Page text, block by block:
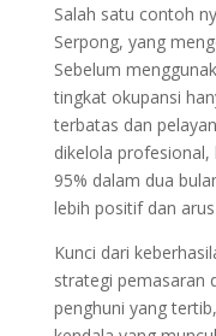
Salah satu contoh
Serpong, yang
Sebelum
tingkat okupansi
terbatas dan
dikelola
95% dalam dua
lebih positif dan
Kunci dari
strategi pemasaran
penghuni yang